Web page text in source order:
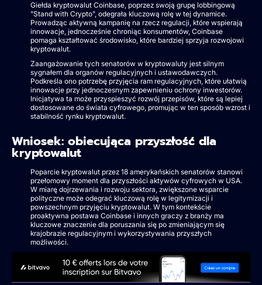
Giełda kryptowalut Coinbase, poprzez swoją grupę lobbingową
"Stand with Crypto", odegrała kluczową rolę w tej dynamice.
Prowadząc aktywną kampanię na rzecz regulacji, które wspierają
innowacje, jednocześnie chroniąc konsumentów, Coinbase
pomaga kształtować środowisko, które bardziej sprzyja rozwojowi
kryptowalut.
Zaangażowanie tych senatorów w kryptowaluty jest silnym
sygnałem dla organów regulacyjnych i ustawodawczych.
Podkreśla ono potrzebę przyjęcia ram regulacyjnych, które ułatwią
innowacje przy jednoczesnym zapewnieniu ochrony inwestorów.
Inicjatywa ta może przyspieszyć rozwój przepisów, które są lepiej
dostosowane do świata cyfrowego, promując w ten sposób wzrost i
stabilność rynku kryptowalut.
Wniosek: obiecująca przyszłość dla
kryptowalut
Poparcie kryptowalut przez 18 amerykańskich senatorów stanowi
przełomowy moment dla przyszłości aktywów cyfrowych w USA.
W miarę dojrzewania i rozwoju sektora, zwiększone wsparcie
polityczne może odegrać kluczową rolę w legitymizacji i
powszechnym przyjęciu kryptowalut. W tym kontekście
proaktywna postawa Coinbase i innych graczy z branży ma
kluczowe znaczenie dla poruszania się po zmieniającym się
krajobrazie regulacyjnym i wykorzystywania przyszłych
możliwości.